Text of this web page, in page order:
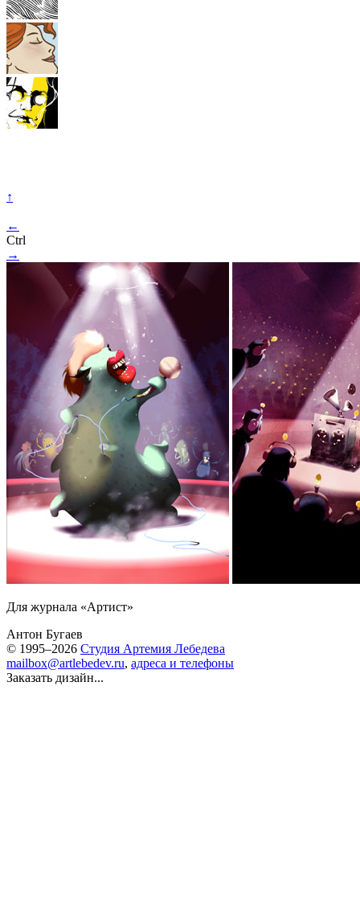
↑
←
Ctrl
→
Для журнала «Артист»
Антон Бугаев
© 1995–2026 Студия Артемия Лебедева
mailbox@artlebedev.ru, адреса и телефоны
Заказать дизайн...